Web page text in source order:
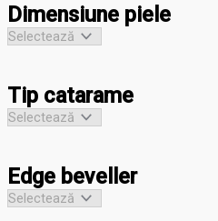
Dimensiune piele
Tip catarame
Edge beveller